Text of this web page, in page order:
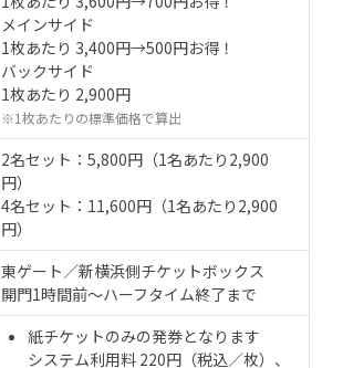
メインサイド
1枚あたり 3,400円→500円お得！
バックサイド
1枚あたり 2,900円
※1枚あたりの標準価格で算出
2名セット：5,800円（1名あたり2,900
円）
4名セット：11,600円（1名あたり2,900
円）
東ゲート／新横浜側チケットボックス
開門1時間前～ハーフタイム終了まで
紙チケットのみの発券となります
システム利用料 220円（税込／枚）、